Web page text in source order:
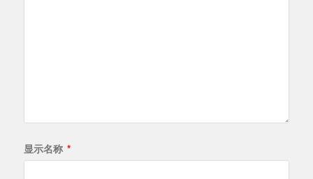
显示名称 *